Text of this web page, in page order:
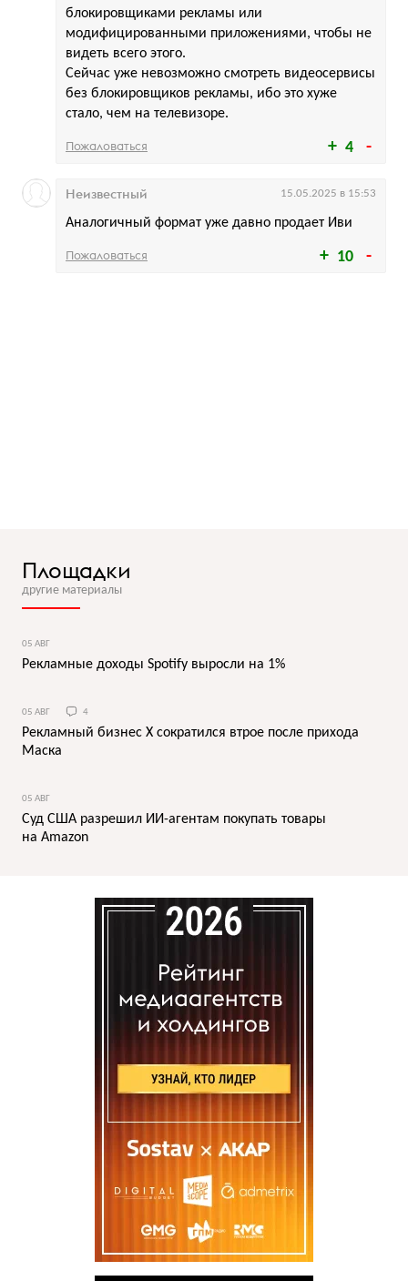
4
блокировщиками рекламы или
модифицированными приложениями, чтобы не
видеть всего этого.
Сейчас уже невозможно смотреть видеосервисы
без блокировщиков рекламы, ибо это хуже
стало, чем на телевизоре.
Пожаловаться
10
Аналогичный формат уже давно продает Иви
Неизвестный 15.05.2025 в 15:53
Пожаловаться
Площадки
другие материалы
05 АВГ
Рекламные доходы Spotify выросли на 1%
05 АВГ 4
Рекламный бизнес X сократился втрое после прихода
Маска
05 АВГ
Суд США разрешил ИИ-агентам покупать товары
на Amazon